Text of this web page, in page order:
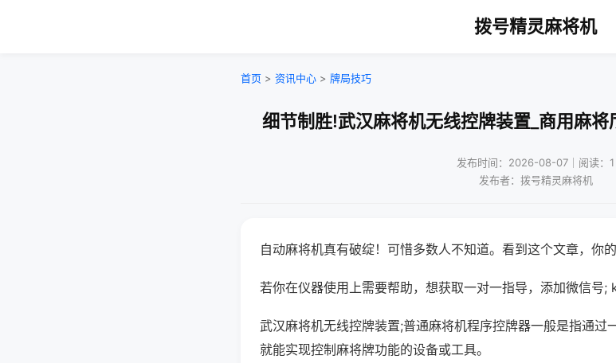
拨号精灵麻将机
首页 > 资讯中心 > 牌局技巧
细节制胜!武汉麻将机无线控牌装置_商用麻
发布时间：2026-08-07｜阅读：1
发布者：拨号精灵麻将机
自动麻将机真有破绽！可惜多数人不知道。看到这个文章，你的
若你在仪器使用上需要帮助，想获取一对一指导，添加微信号;
武汉麻将机无线控牌装置;普通麻将机程序控牌器一般是指通过
就能实现控制麻将牌功能的设备或工具。